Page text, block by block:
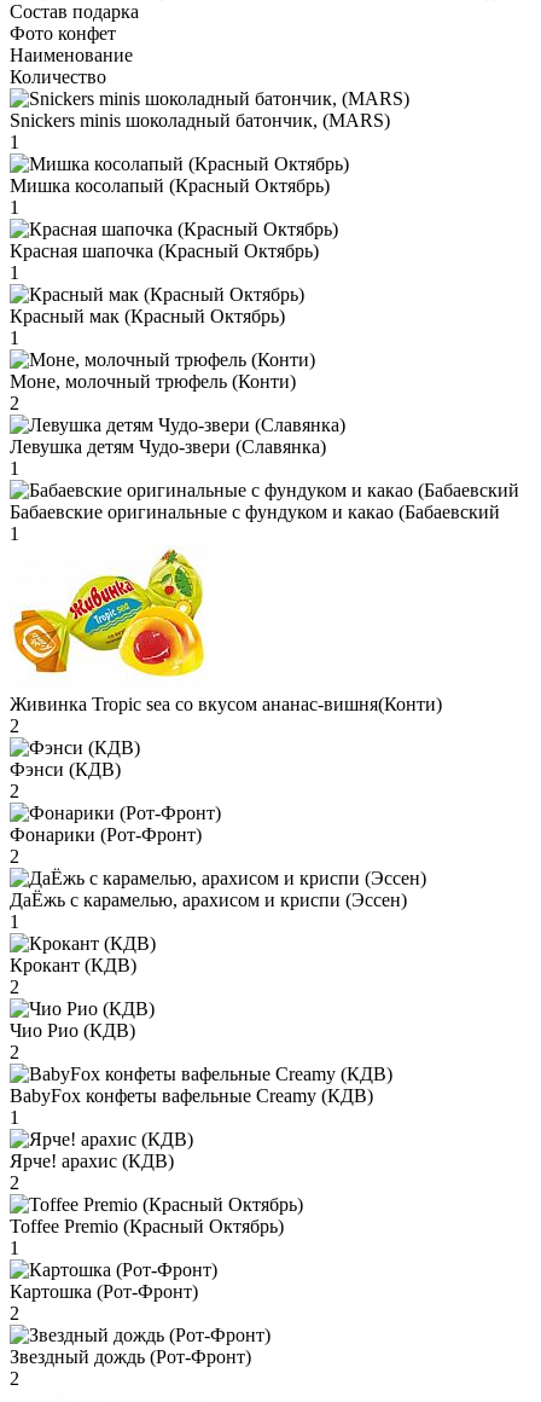
Состав подарка
Фото конфет
Наименование
Количество
Snickers minis шоколадный батончик, (MARS)
1
Мишка косолапый (Красный Октябрь)
1
Красная шапочка (Красный Октябрь)
1
Красный мак (Красный Октябрь)
1
Моне, молочный трюфель (Конти)
2
Левушка детям Чудо-звери (Славянка)
1
Бабаевские оригинальные с фундуком и какао (Бабаевский
1
Живинка Tropic sea со вкусом ананас-вишня(Конти)
2
Фэнси (КДВ)
2
Фонарики (Рот-Фронт)
2
ДаЁжь с карамелью, арахисом и криспи (Эссен)
1
Крокант (КДВ)
2
Чио Рио (КДВ)
2
BabyFox конфеты вафельные Creamy (КДВ)
1
Ярче! арахис (КДВ)
2
Toffee Premio (Красный Октябрь)
1
Картошка (Рот-Фронт)
2
Звездный дождь (Рот-Фронт)
2